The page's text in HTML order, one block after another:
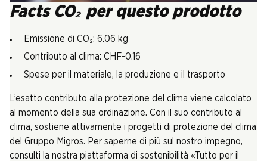
Facts CO₂ per questo prodotto
Emissione di CO₂: 6.06 kg
Contributo al clima: CHF-0.16
Spese per il materiale, la produzione e il trasporto
L’esatto contributo alla protezione del clima viene calcolato
al momento della sua ordinazione. Con il suo contributo al
clima, sostiene attivamente i progetti di protezione del clima
del Gruppo Migros. Per saperne di più sul nostro impegno,
consulti la nostra piattaforma di sostenibilità «Tutto per il